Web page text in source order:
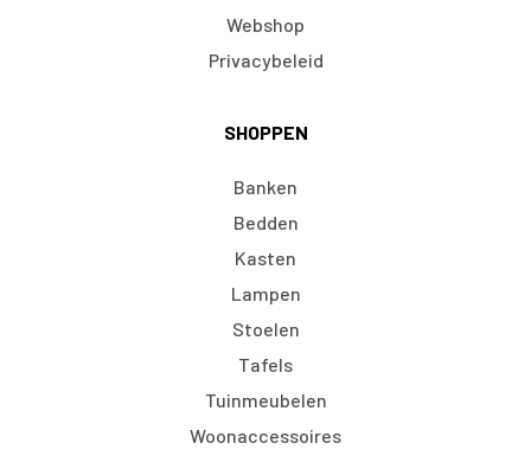
Webshop
Privacybeleid
SHOPPEN
Banken
Bedden
Kasten
Lampen
Stoelen
Tafels
Tuinmeubelen
Woonaccessoires